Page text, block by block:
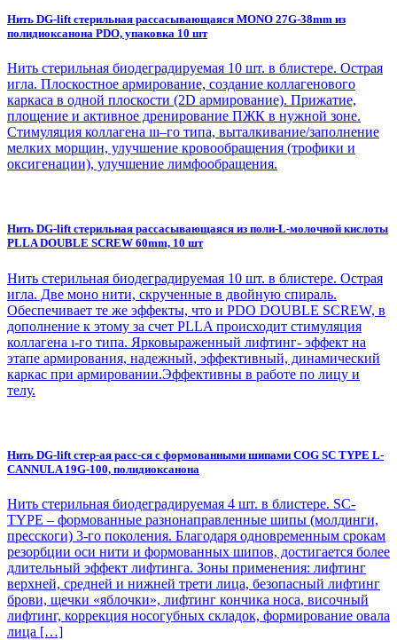
Нить DG-lift стерильная рассасывающаяся MONO 27G-38mm из
полидиоксанона PDO, упаковка 10 шт
Нить стерильная биодеградируемая 10 шт. в блистере. Острая
игла. Плоскостное армирование, создание коллагенового
каркаса в одной плоскости (2D армирование). Прижатие,
площение и активное дренирование ПЖК в нужной зоне.
Стимуляция коллагена ııı–го типа, выталкивание/заполнение
мелких морщин, улучшение кровообращения (трофики и
оксигенации), улучшение лимфообращения.
Нить DG-lift стерильная рассасывающаяся из поли-L-молочной кислоты
PLLA DOUBLE SCREW 60mm, 10 шт
Нить стерильная биодеградируемая 10 шт. в блистере. Острая
игла. Две моно нити, скрученные в двойную спираль.
Обеспечивает те же эффекты, что и PDO DOUBLE SCREW, в
дополнение к этому за счет PLLA происходит стимуляция
коллагена ı-го типа. Ярковыраженный лифтинг- эффект на
этапе армирования, надежный, эффективный, динамический
каркас при армировании.Эффективны в работе по лицу и
телу.
Нить DG-lift стер-ая расс-ся с формованными шипами СOG SC TYPE L-
CANNULA 19G-100, полидиоксанона
Нить стерильная биодеградируемая 4 шт. в блистере. SC-
TYPE – формованные разнонаправленные шипы (молдинги,
пресскоги) 3-го поколения. Благодаря одновременным срокам
резорбции оси нити и формованных шипов, достигается более
длительный эффект лифтинга. Зоны применения: лифтинг
верхней, средней и нижней трети лица, безопасный лифтинг
брови, щечки «яблочки», лифтинг кончика носа, височный
лифтинг, коррекция носогубных складок, формирование овала
лица […]